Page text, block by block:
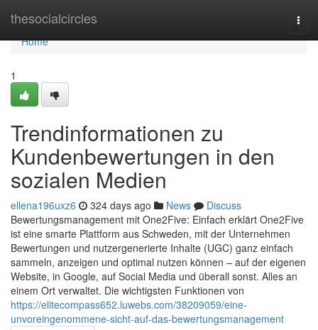
thesocialcircles
Home
Home
1
Trendinformationen zu
Kundenbewertungen in den
sozialen Medien
ellena196uxz6 324 days ago News
Discuss
Bewertungsmanagement mit One2Five: Einfach erklärt One2Five
ist eine smarte Plattform aus Schweden, mit der Unternehmen
Bewertungen und nutzergenerierte Inhalte (UGC) ganz einfach
sammeln, anzeigen und optimal nutzen können – auf der eigenen
Website, in Google, auf Social Media und überall sonst. Alles an
einem Ort verwaltet. Die wichtigsten Funktionen von
https://elitecompass652.luwebs.com/38209059/eine-
unvoreingenommene-sicht-auf-das-bewertungsmanagement